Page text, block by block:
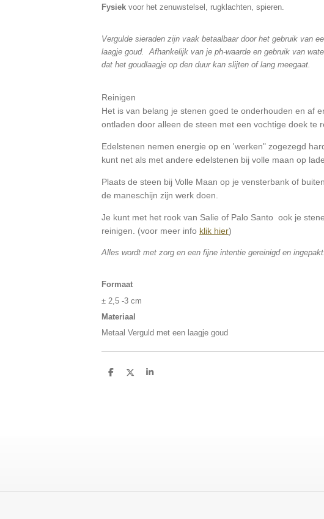
Fysiek voor het zenuwstelsel, rugklachten, spieren.
Vergulde sieraden zijn vaak betaalbaar door het gebruik van
laagje goud. Afhankelijk van je ph-waarde en gebruik van
dat het goudlaagje op den duur kan slijten of lang meegaat.
Reinigen
Het is van belang je stenen goed te onderhouden en af
ontladen door alleen de steen met een vochtige doek te
Edelstenen nemen energie op en 'werken" zogezegd
kunt net als met andere edelstenen bij volle maan op
Plaats de steen bij Volle Maan op je vensterbank of
de maneschijn zijn werk doen.
Je kunt met het rook van Salie of Palo Santo ook je
reinigen. (voor meer info klik hier)
Alles wordt met zorg en een fijne intentie gereinigd en ingepakt.
Formaat
± 2,5 -3 cm
Materiaal
Metaal Verguld met een laagje goud
D
D
S